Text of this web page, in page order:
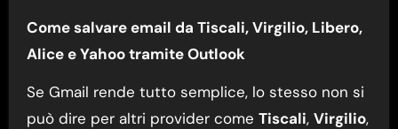
Come salvare email da Tiscali, Virgilio, Libero,
Alice e Yahoo tramite Outlook
Se Gmail rende tutto semplice, lo stesso non si
può dire per altri provider come Tiscali, Virgilio,